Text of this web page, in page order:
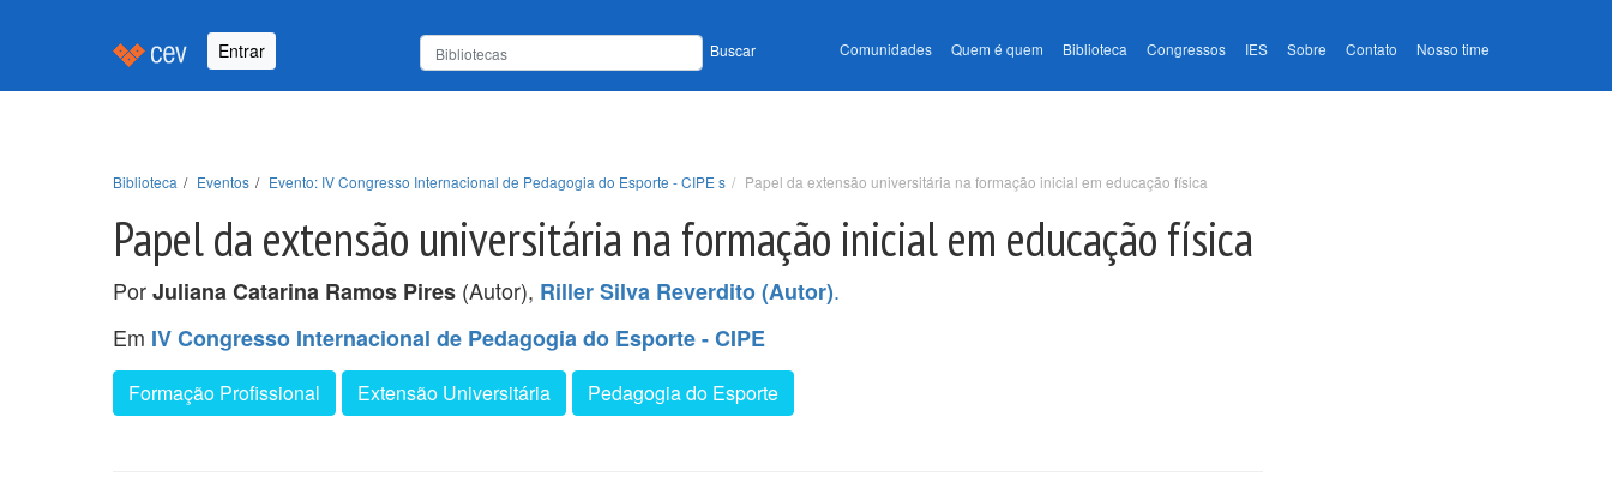
Entrar Buscar Comunidades Quem é quem Biblioteca Congressos IES Sobre Contato Nosso time
Biblioteca Eventos Evento: IV Congresso Internacional de Pedagogia do Esporte - CIPE s Papel da extensão universitária na formação inicial em educação física
Papel da extensão universitária na formação inicial em educação física
PorJuliana Catarina Ramos Pires (Autor), Riller Silva Reverdito (Autor).
Em IV Congresso Internacional de Pedagogia do Esporte - CIPE
Formação Profissional Extensão Universitária Pedagogia do Esporte